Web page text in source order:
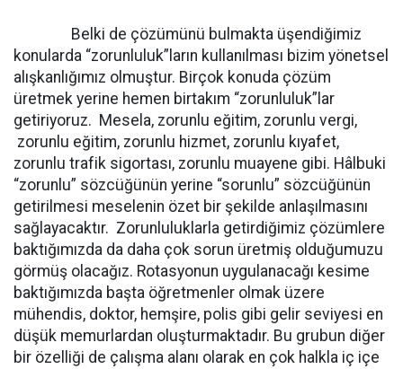
Belki de çözümünü bulmakta üşendiğimiz
konularda “zorunluluk”ların kullanılması bizim yönetsel
alışkanlığımız olmuştur. Birçok konuda çözüm
üretmek yerine hemen birtakım “zorunluluk”lar
getiriyoruz. Mesela, zorunlu eğitim, zorunlu vergi,
zorunlu eğitim, zorunlu hizmet, zorunlu kıyafet,
zorunlu trafik sigortası, zorunlu muayene gibi. Hâlbuki
“zorunlu” sözcüğünün yerine “sorunlu” sözcüğünün
getirilmesi meselenin özet bir şekilde anlaşılmasını
sağlayacaktır. Zorunluluklarla getirdiğimiz çözümlere
baktığımızda da daha çok sorun üretmiş olduğumuzu
görmüş olacağız. Rotasyonun uygulanacağı kesime
baktığımızda başta öğretmenler olmak üzere
mühendis, doktor, hemşire, polis gibi gelir seviyesi en
düşük memurlardan oluşturmaktadır. Bu grubun diğer
bir özelliği de çalışma alanı olarak en çok halkla iç içe